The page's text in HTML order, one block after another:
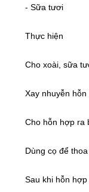
- Sữa tươi
Thực hiện
Cho xoài, sữa
Xay nhuyễn hỗn
Cho hỗn hợp ra
Dùng cọ để
Sau khi hỗn